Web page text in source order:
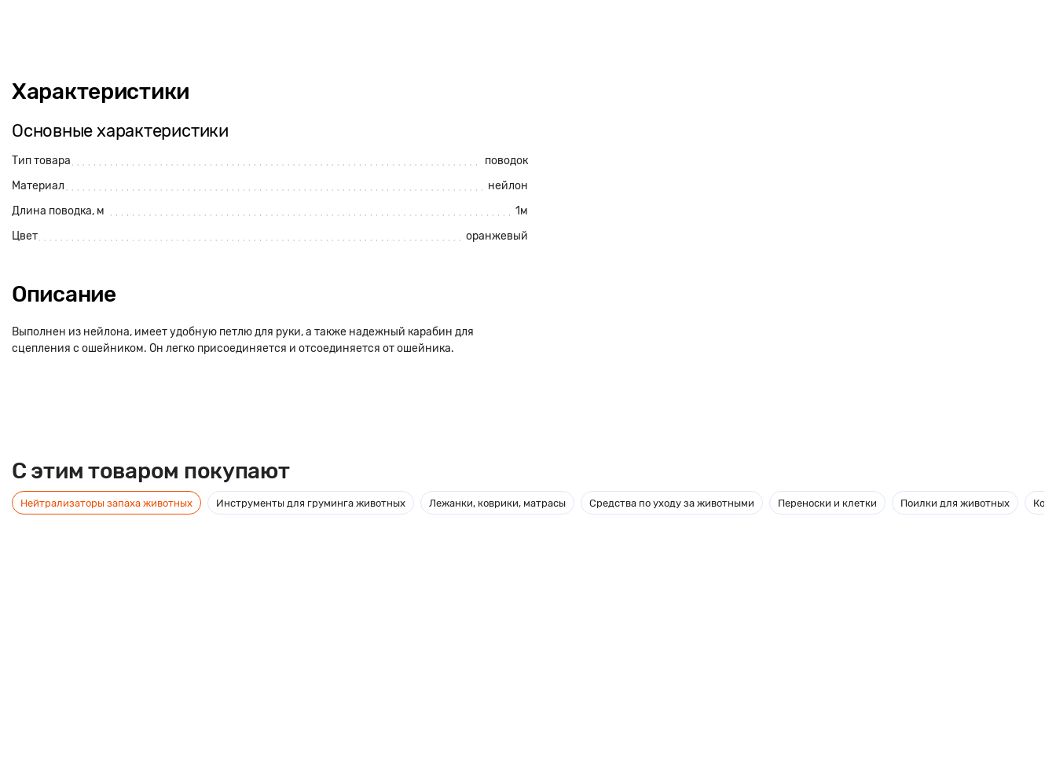
Характеристики
Основные характеристики
Тип товара
поводок
Материал
нейлон
Длина поводка, м
1м
Цвет
оранжевый
Описание
Выполнен из нейлона, имеет удобную петлю для руки, а также надежный карабин для
сцепления с ошейником. Он легко присоединяется и отсоединяется от ошейника.
C этим товаром покупают
Нейтрализаторы запаха животных Инструменты для груминга животных Лежанки, коврики, матрасы Средства по уходу за животными Переноски и клетки Поилки для животных